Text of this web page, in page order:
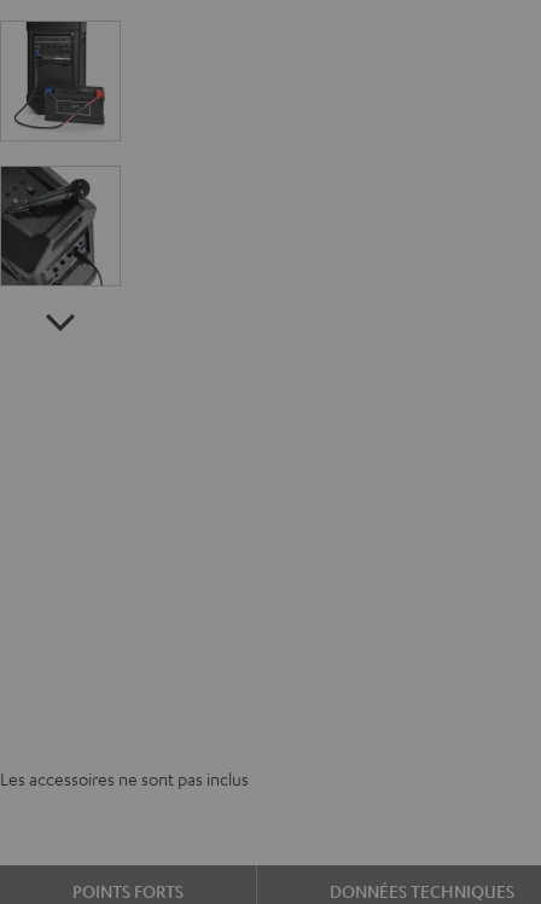
Les accessoires ne sont pas inclus
POINTS FORTS DONNÉES TECHNIQUES